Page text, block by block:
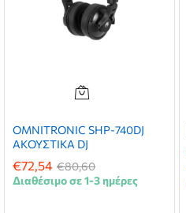
OMNITRONIC SHP-740DJ
ΑΚΟΥΣΤΙΚΑ DJ
€72,54 €80,60
Διαθέσιμο σε 1-3 ημέρες